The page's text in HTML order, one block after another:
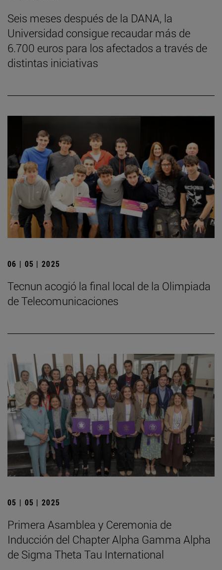
Seis meses después de la DANA, la
Universidad consigue recaudar más de
6.700 euros para los afectados a través de
distintas iniciativas
06 | 05 | 2025
­Tecnun acogió la final local de la Olimpiada
de Telecomunicaciones
05 | 05 | 2025
Primera Asamblea y Ceremonia de
Inducción del Chapter Alpha Gamma Alpha
de Sigma Theta Tau International